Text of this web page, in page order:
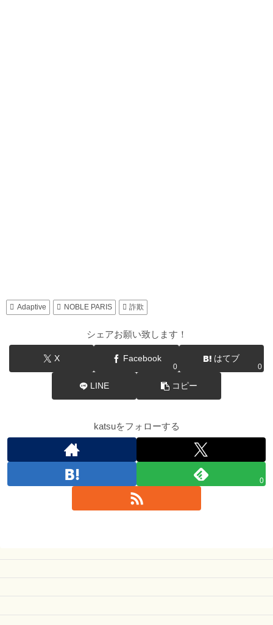
Adaptive NOBLE PARIS 詐欺
シェアお願い致します！
X Facebook
0
はてブ
0
LINE コピー
katsuをフォローする
0